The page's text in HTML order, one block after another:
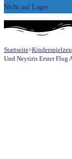
Nicht auf Lager
Startseite>
Und Neytiris Erster Flug